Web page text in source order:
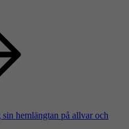
hemlängtan på allvar och